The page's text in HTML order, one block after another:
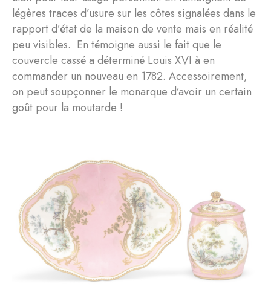
légères traces d’usure sur les côtes signalées dans le
rapport d’état de la maison de vente mais en réalité
peu visibles. En témoigne aussi le fait que le
couvercle cassé a déterminé Louis XVI à en
commander un nouveau en 1782. Accessoirement,
on peut soupçonner le monarque d’avoir un certain
goût pour la moutarde !